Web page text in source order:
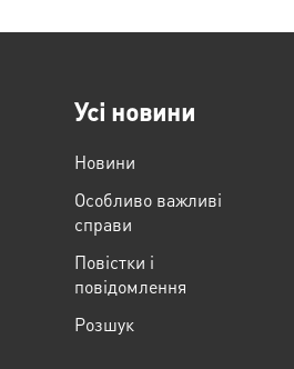
Усі новини
Новини
Особливо важливі
справи
Повістки і
повідомлення
Розшук